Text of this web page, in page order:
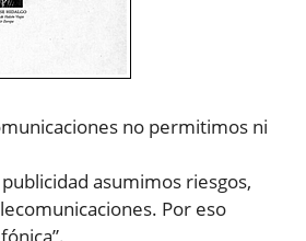
no permitimos ni
asumimos riesgos,
Por eso